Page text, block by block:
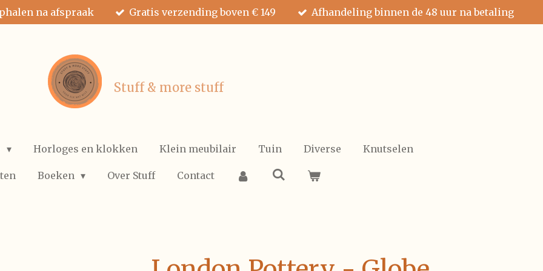
na afspraak Gratis verzending boven € 149 Afhandeling binnen de 48 uur na betaling
Stuff & more stuff
Horloges en klokken Klein meubilair Tuin Diverse Knutselen
Boeken Over Stuff Contact